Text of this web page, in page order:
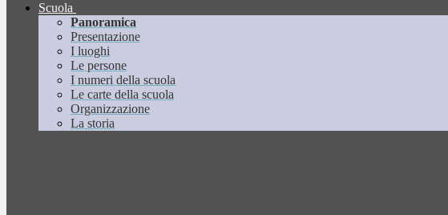
Scuola
Panoramica
Presentazione
I luoghi
Le persone
I numeri della scuola
Le carte della scuola
Organizzazione
La storia